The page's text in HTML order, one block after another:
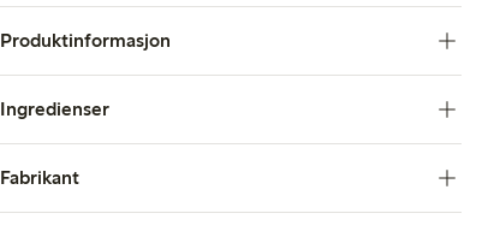
Produktinformasjon
Ingredienser
Fabrikant